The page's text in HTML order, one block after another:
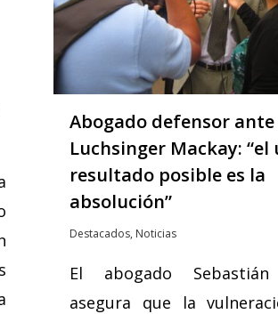
Abogado defensor ante
Luchsinger Mackay: “el
resultado posible es la
absolución”
Destacados, Noticias
El abogado Sebastián
asegura que la